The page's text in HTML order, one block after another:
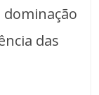
dominação
das